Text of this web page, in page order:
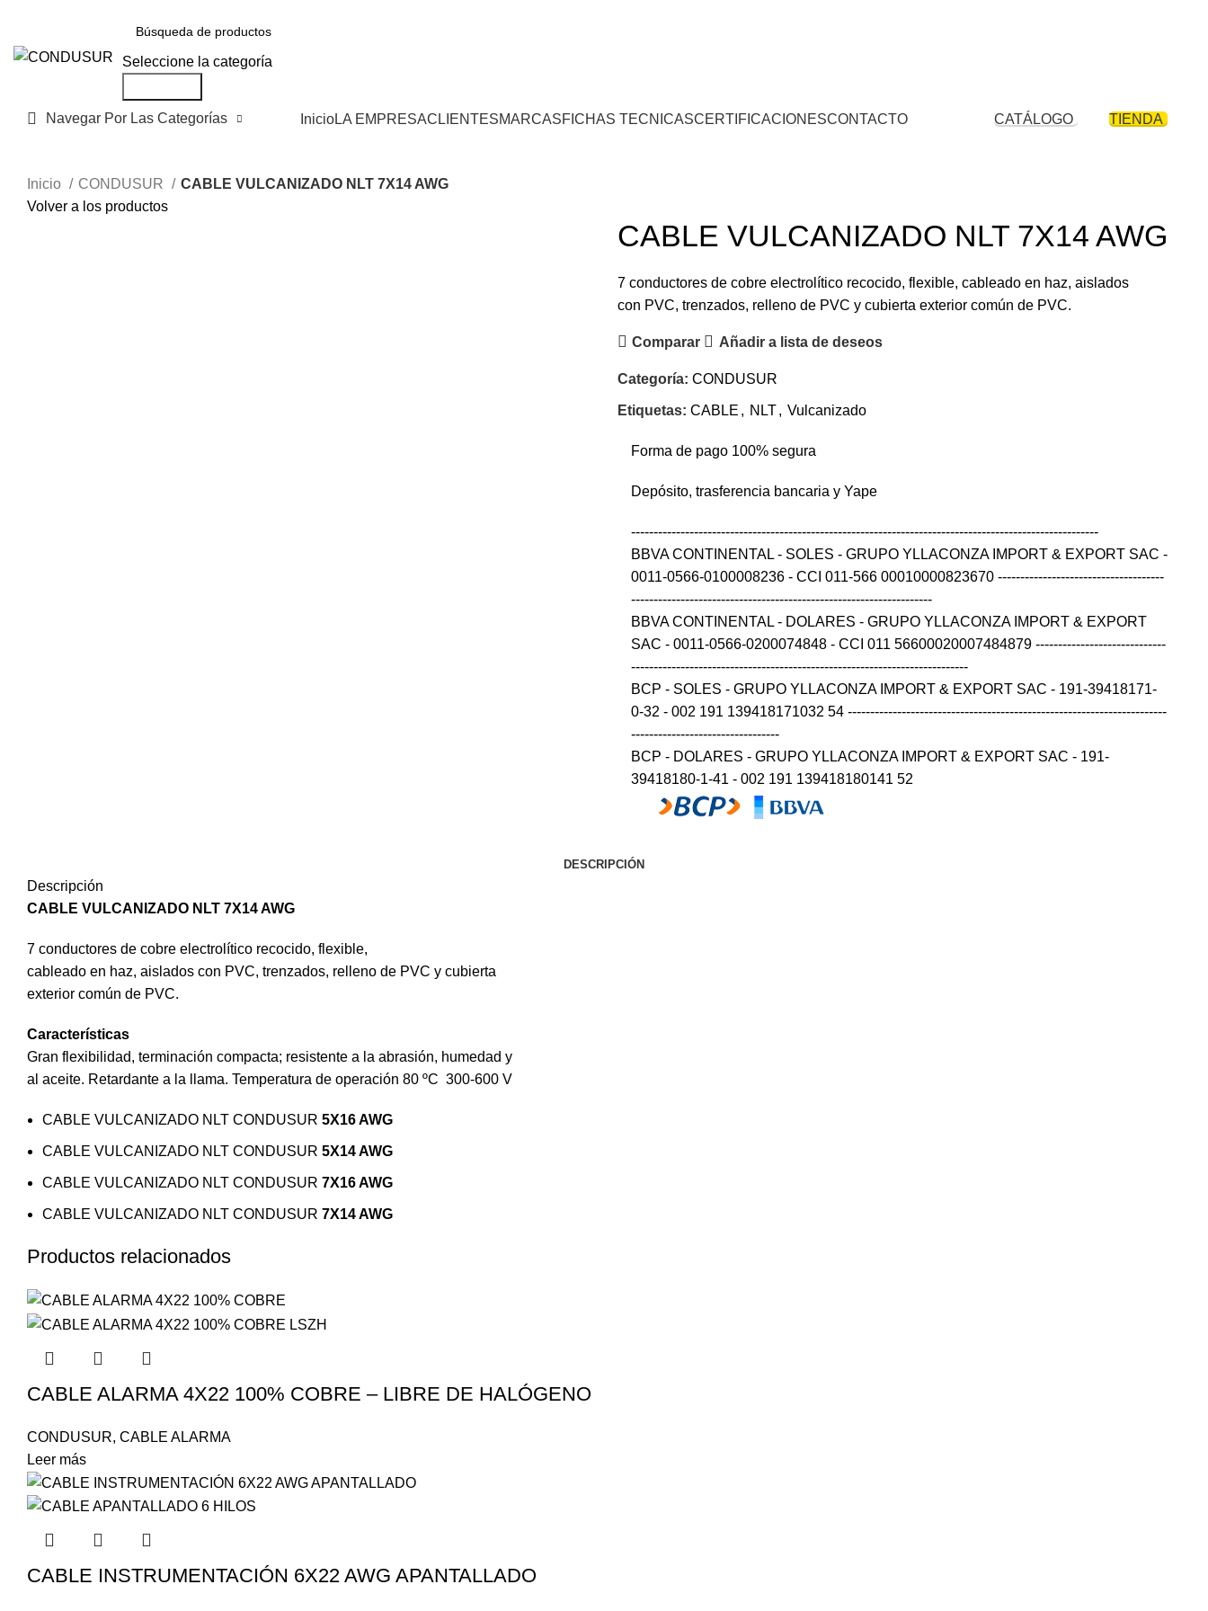
Seleccione la categoría
Navegar Por Las Categorías InicioLA EMPRESACLIENTESMARCASFICHAS TECNICASCERTIFICACIONESCONTACTO CATÁLOGO TIENDA
Inicio CONDUSUR
CABLE VULCANIZADO NLT 7X14 AWG
Volver a los productos
CABLE VULCANIZADO NLT 7X14 AWG
7 conductores de cobre electrolítico recocido, flexible, cableado en haz, aislados
con PVC, trenzados, relleno de PVC y cubierta exterior común de PVC.
Comparar Añadir a lista de deseos
Categoría: CONDUSUR
Etiquetas: CABLE , NLT, Vulcanizado
Forma de pago 100% segura
Depósito, trasferencia bancaria y Yape
--------------------------------------------------------------------------------------------------------
BBVA CONTINENTAL - SOLES - GRUPO YLLACONZA IMPORT & EXPORT SAC -
0011-0566-0100008236 - CCI 011-566 00010000823670 -------------------------------------
-------------------------------------------------------------------
BBVA CONTINENTAL - DOLARES - GRUPO YLLACONZA IMPORT & EXPORT
SAC - 0011-0566-0200074848 - CCI 011 56600020007484879 -----------------------------
---------------------------------------------------------------------------
BCP - SOLES - GRUPO YLLACONZA IMPORT & EXPORT SAC - 191-39418171-
0-32 - 002 191 139418171032 54 -----------------------------------------------------------------------
---------------------------------
BCP - DOLARES - GRUPO YLLACONZA IMPORT & EXPORT SAC - 191-
39418180-1-41 - 002 191 139418180141 52
DESCRIPCIÓN
Descripción
CABLE VULCANIZADO NLT 7X14 AWG
7 conductores de cobre electrolítico recocido, flexible,
cableado en haz, aislados con PVC, trenzados, relleno de PVC y cubierta
exterior común de PVC.
Características
Gran flexibilidad, terminación compacta; resistente a la abrasión, humedad y
al aceite. Retardante a la llama. Temperatura de operación 80 ºC 300-600 V
CABLE VULCANIZADO NLT CONDUSUR 5X16 AWG
CABLE VULCANIZADO NLT CONDUSUR 5X14 AWG
CABLE VULCANIZADO NLT CONDUSUR 7X16 AWG
CABLE VULCANIZADO NLT CONDUSUR 7X14 AWG
Productos relacionados
CABLE ALARMA 4X22 100% COBRE – LIBRE DE HALÓGENO
CONDUSUR, CABLE ALARMA
Leer más
CABLE INSTRUMENTACIÓN 6X22 AWG APANTALLADO